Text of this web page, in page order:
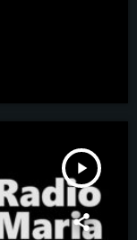
play_arrow